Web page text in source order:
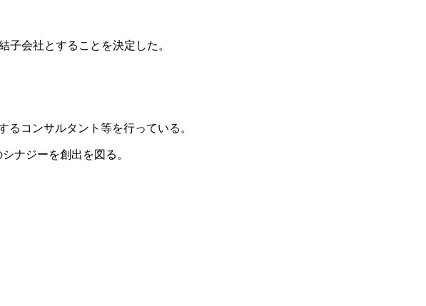
子会社とすることを決定した。
コンサルタント等を行っている。
ナジーを創出を図る。